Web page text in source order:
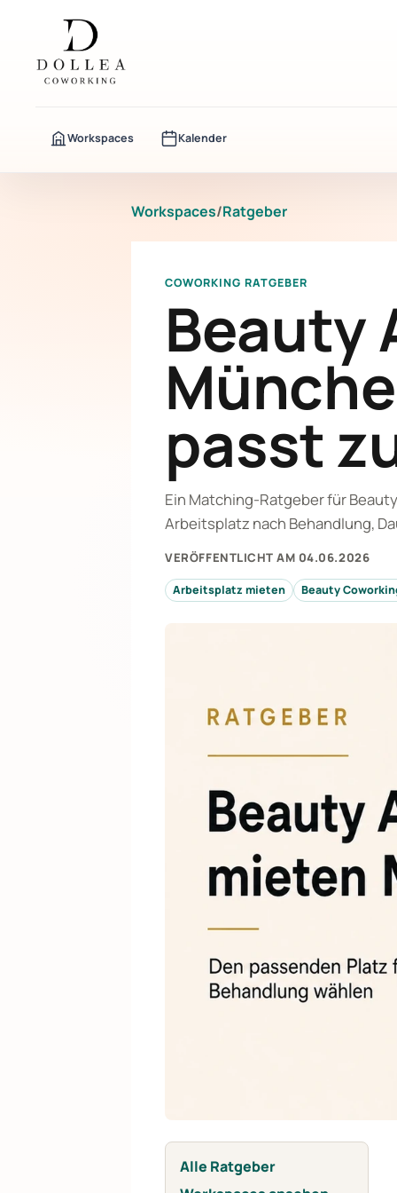
Workspaces Kalender
Workspaces/Ratgeber
COWORKING RATGEBER
Beauty
passt
Ein Matching-Ratgeber für
Arbeitsplatz nach Behandlung,
VERÖFFENTLICHT AM 04.06.2026
Arbeitsplatz mieten Beauty
Alle Ratgeber